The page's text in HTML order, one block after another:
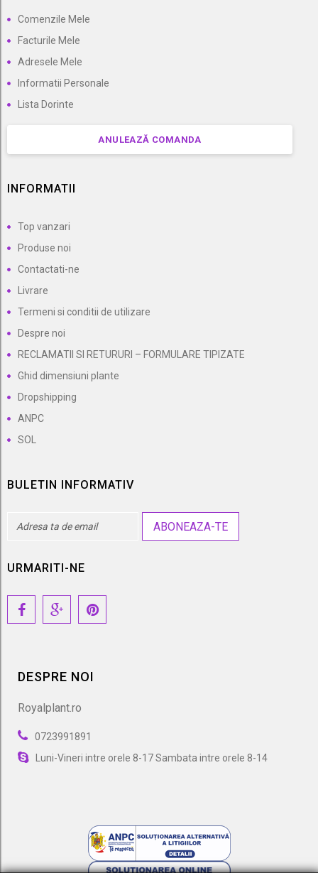
Comenzile Mele
Facturile Mele
Adresele Mele
Informatii Personale
Lista Dorinte
ANULEAZĂ COMANDA
INFORMATII
Top vanzari
Produse noi
Contactati-ne
Livrare
Termeni si conditii de utilizare
Despre noi
RECLAMATII SI RETURURI – FORMULARE TIPIZATE
Ghid dimensiuni plante
Dropshipping
ANPC
SOL
BULETIN INFORMATIV
ABONEAZA-TE
URMARITI-NE
DESPRE NOI
Royalplant.ro
0723991891
Luni-Vineri intre orele 8-17 Sambata intre orele 8-14